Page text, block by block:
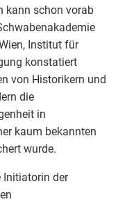
kann schon vorab
Institut für
konstatiert
von Historikern und
die
in
kaum bekannten
wurde.
Initiatorin der